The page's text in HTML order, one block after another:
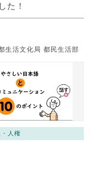
た！
生活文化局 都民生活部
人権